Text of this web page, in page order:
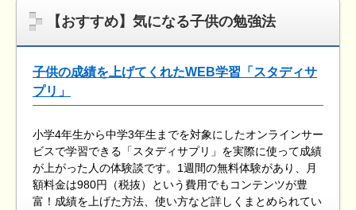
【おすすめ】気になる子供の勉強法
子供の成績を上げてくれたWEB学習「スタディサ
プリ」
小学4年生から中学3年生までを対象にしたオンラインサー
ビスで学習できる「スタディサプリ」を実際に使って成績
が上がった人の体験談です。1週間の無料体験があり、月
額料金は980円（税抜）という費用でもコンテンツが豊
富！成績を上げた方法、使い方など詳しくまとめられてい